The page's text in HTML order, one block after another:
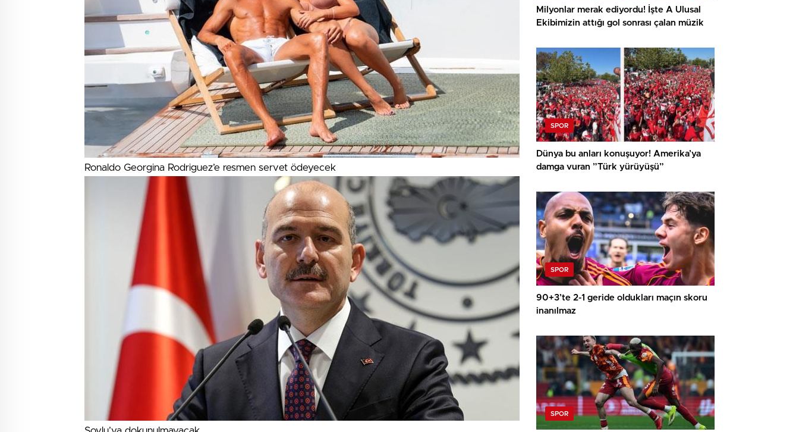
Ronaldo Georgina Rodriguez’e resmen servet ödeyecek
Milyonlar merak ediyordu! İşte A Ulusal
Ekibimizin attığı gol sonrası çalan müzik
SPOR
Dünya bu anları konuşuyor! Amerika’ya
damga vuran ”Türk yürüyüşü”
SPOR
90+3’te 2-1 geride oldukları maçın skoru
inanılmaz
SPOR